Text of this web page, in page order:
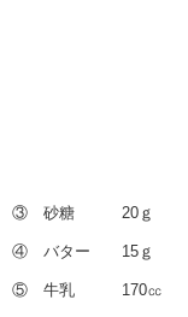
③ 砂糖 20ｇ
④ バター 15ｇ
⑤ 牛乳 170㏄